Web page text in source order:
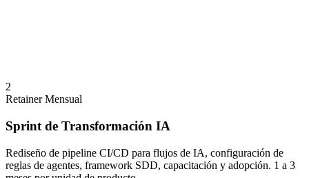
2
Retainer Mensual
Sprint de Transformación IA
Rediseño de pipeline CI/CD para flujos de IA, configuración de
reglas de agentes, framework SDD, capacitación y adopción. 1 a 3